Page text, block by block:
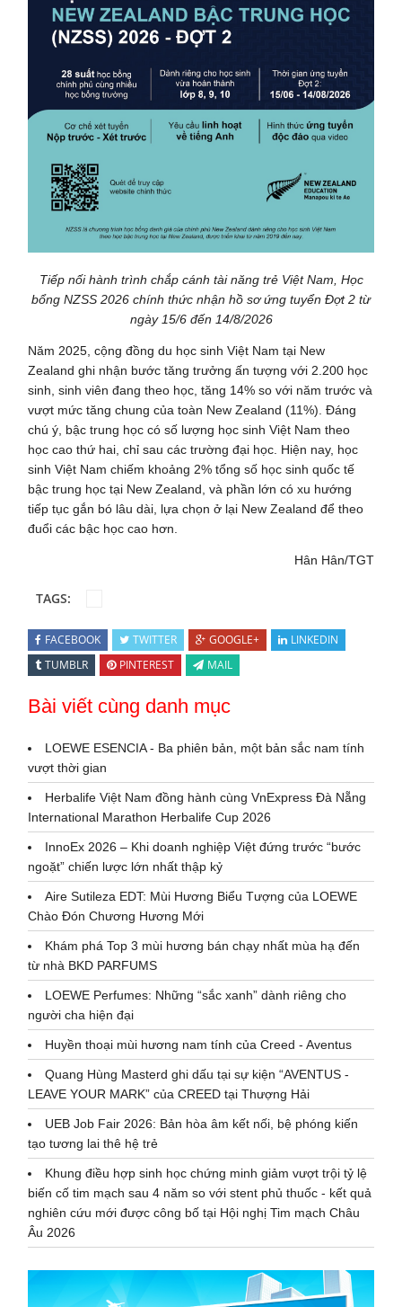
Tiếp nối hành trình chắp cánh tài năng trẻ Việt Nam, Học
bổng NZSS 2026 chính thức nhận hồ sơ ứng tuyển Đợt 2 từ
ngày 15/6 đến 14/8/2026
Năm 2025, cộng đồng du học sinh Việt Nam tại New
Zealand ghi nhận bước tăng trưởng ấn tượng với 2.200 học
sinh, sinh viên đang theo học, tăng 14% so với năm trước và
vượt mức tăng chung của toàn New Zealand (11%). Đáng
chú ý, bậc trung học có số lượng học sinh Việt Nam theo
học cao thứ hai, chỉ sau các trường đại học. Hiện nay, học
sinh Việt Nam chiếm khoảng 2% tổng số học sinh quốc tế
bậc trung học tại New Zealand, và phần lớn có xu hướng
tiếp tục gắn bó lâu dài, lựa chọn ở lại New Zealand để theo
đuổi các bậc học cao hơn.
Hân Hân/TGT
TAGS:
FACEBOOK TWITTER GOOGLE+
LINKEDIN
TUMBLR
PINTEREST MAIL
Bài viết cùng danh mục
LOEWE ESENCIA - Ba phiên bản, một bản sắc nam tính
vượt thời gian
Herbalife Việt Nam đồng hành cùng VnExpress Đà Nẵng
International Marathon Herbalife Cup 2026
InnoEx 2026 – Khi doanh nghiệp Việt đứng trước “bước
ngoặt” chiến lược lớn nhất thập kỷ
Aire Sutileza EDT: Mùi Hương Biểu Tượng của LOEWE
Chào Đón Chương Hương Mới
Khám phá Top 3 mùi hương bán chạy nhất mùa hạ đến
từ nhà BKD PARFUMS
LOEWE Perfumes: Những “sắc xanh” dành riêng cho
người cha hiện đại
Huyền thoại mùi hương nam tính của Creed - Aventus
Quang Hùng Masterd ghi dấu tại sự kiện “AVENTUS -
LEAVE YOUR MARK” của CREED tại Thượng Hải
UEB Job Fair 2026: Bản hòa âm kết nối, bệ phóng kiến
tạo tương lai thê hệ trẻ
Khung điều hợp sinh học chứng minh giảm vượt trội tỷ lệ
biến cố tim mạch sau 4 năm so với stent phủ thuốc - kết quả
nghiên cứu mới được công bố tại Hội nghị Tim mạch Châu
Âu 2026